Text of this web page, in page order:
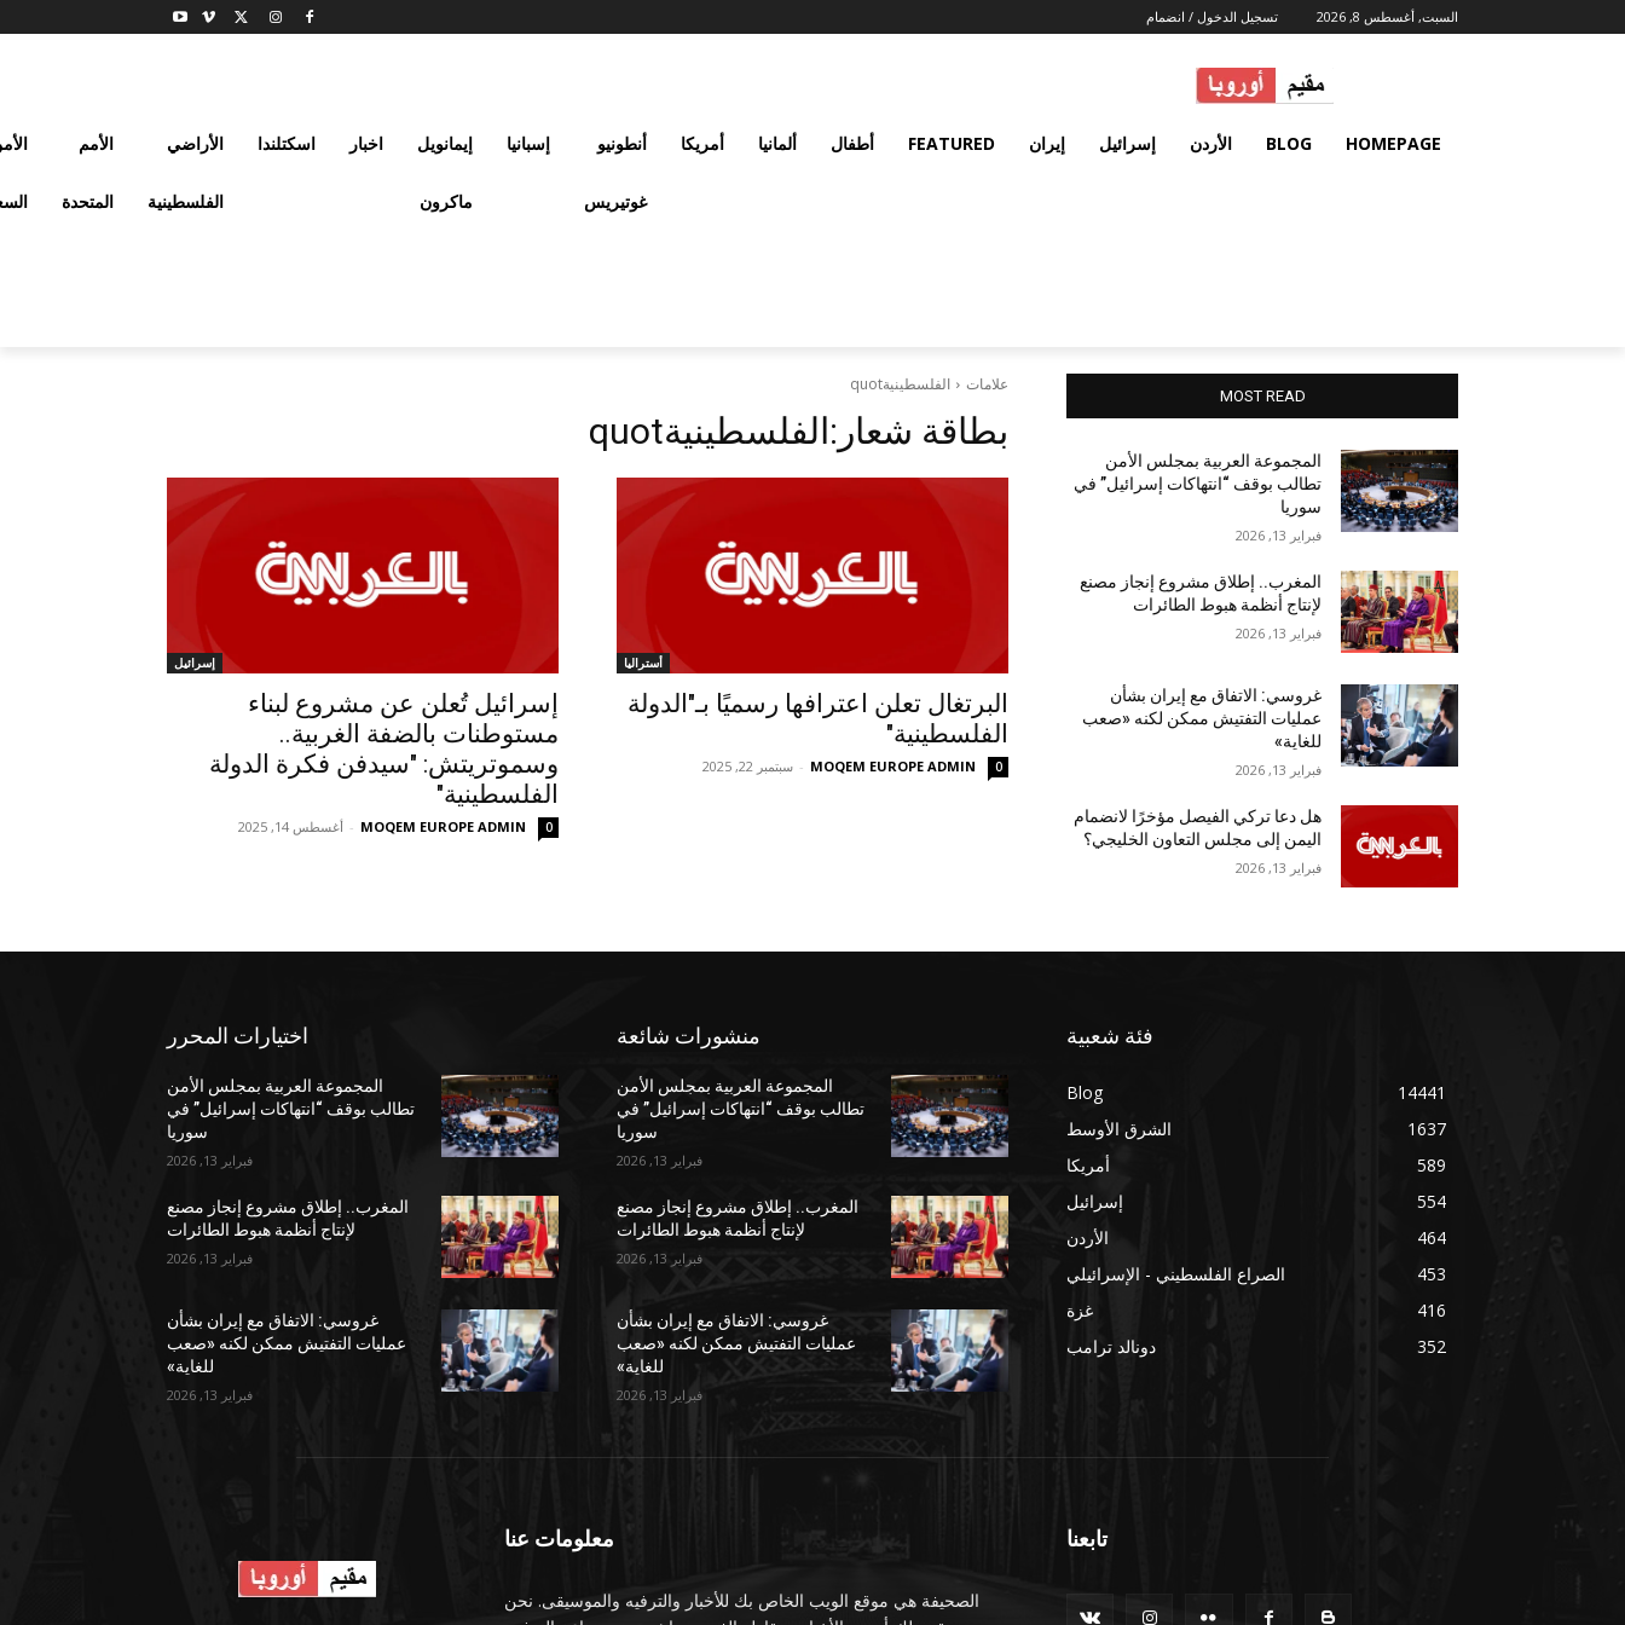
السبت, أغسطس 8, 2026 تسجيل الدخول / انضمام
HOMEPAGE
BLOG الأردن إسرائيل إيران FEATURED أطفال ألمانيا أمريكا أنطونيو
غوتيريس
إسبانيا إيمانويل
ماكرون
اخبار اسكتلندا الأراضي
الفلسطينية
الأمم
المتحدة
علامات الفلسطينيةquot
بطاقة شعار:الفلسطينيةquot
أستراليا
البرتغال تعلن اعترافها رسميًا بـ"الدولة
الفلسطينية"
MOQEM EUROPE ADMIN
- سبتمبر 22, 2025 0
إسرائيل
إسرائيل تُعلن عن مشروع لبناء
مستوطنات بالضفة الغربية..
وسموتريتش: "سيدفن فكرة الدولة
الفلسطينية"
MOQEM EUROPE ADMIN
- أغسطس 14, 2025 0
MOST READ
المجموعة العربية بمجلس الأمن
تطالب بوقف “انتهاكات إسرائيل” في
سوريا
فبراير 13, 2026
المغرب.. إطلاق مشروع إنجاز مصنع
لإنتاج أنظمة هبوط الطائرات
فبراير 13, 2026
غروسي: الاتفاق مع إيران بشأن
عمليات التفتيش ممكن لكنه «صعب
للغاية»
فبراير 13, 2026
هل دعا تركي الفيصل مؤخرًا لانضمام
اليمن إلى مجلس التعاون الخليجي؟
فبراير 13, 2026
اختيارات المحرر
المجموعة العربية بمجلس الأمن
تطالب بوقف “انتهاكات إسرائيل” في
سوريا
فبراير 13, 2026
المغرب.. إطلاق مشروع إنجاز مصنع
لإنتاج أنظمة هبوط الطائرات
فبراير 13, 2026
غروسي: الاتفاق مع إيران بشأن
عمليات التفتيش ممكن لكنه «صعب
للغاية»
فبراير 13, 2026
منشورات شائعة
المجموعة العربية بمجلس الأمن
تطالب بوقف “انتهاكات إسرائيل” في
سوريا
فبراير 13, 2026
المغرب.. إطلاق مشروع إنجاز مصنع
لإنتاج أنظمة هبوط الطائرات
فبراير 13, 2026
غروسي: الاتفاق مع إيران بشأن
عمليات التفتيش ممكن لكنه «صعب
للغاية»
فبراير 13, 2026
فئة شعبية
Blog
14441
الشرق الأوسط
1637
أمريكا
589
إسرائيل
554
الأردن
464
الصراع الفلسطيني - الإسرائيلي
453
غزة
416
دونالد ترامب
352
معلومات عنا
الصحيفة هي موقع الويب الخاص بك للأخبار والترفيه والموسيقى. نحن
تابعنا